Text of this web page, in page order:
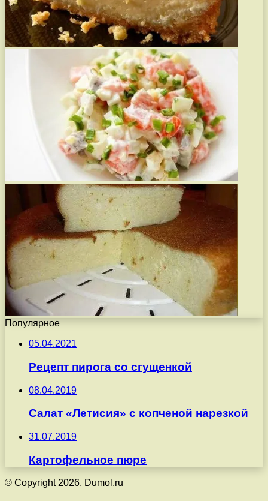
Популярное
05.04.2021
Рецепт пирога со сгущенкой
08.04.2019
Салат «Летисия» с копченой нарезкой
31.07.2019
Картофельное пюре
© Copyright 2026, Dumol.ru